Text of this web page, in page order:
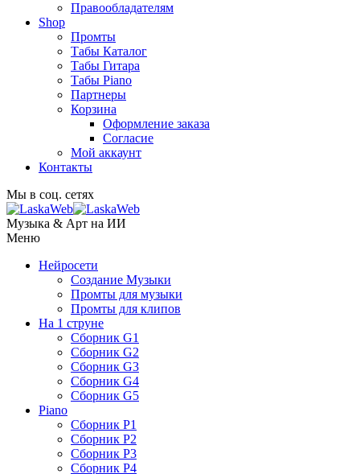
Правообладателям
Shop
Промты
Табы Каталог
Табы Гитара
Табы Piano
Партнеры
Корзина
Оформление заказа
Согласие
Мой аккаунт
Контакты
Мы в соц. сетях
Музыка & Арт на ИИ
Меню
Нейросети
Создание Музыки
Промты для музыки
Промты для клипов
На 1 струне
Сборник G1
Сборник G2
Сборник G3
Сборник G4
Сборник G5
Piano
Сборник P1
Сборник P2
Сборник P3
Сборник P4